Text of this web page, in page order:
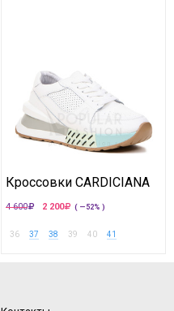
Кроссовки CARDICIANA
4 600 2 200 ( —52% )
36 37 38 39 40 41